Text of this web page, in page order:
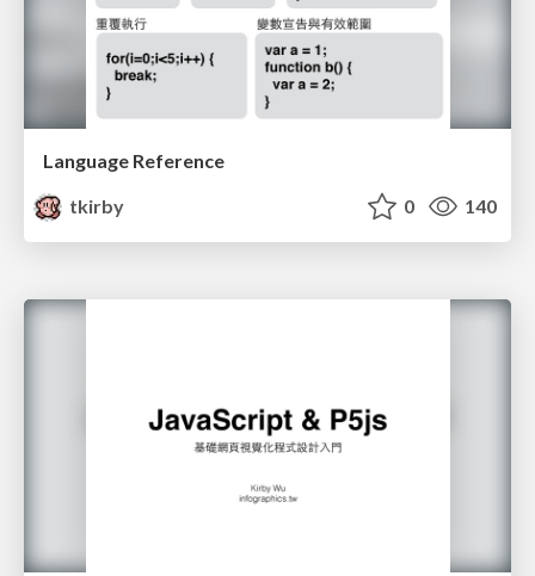
Language Reference
tkirby
0 140